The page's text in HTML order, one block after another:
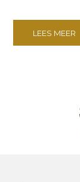
LEES MEER